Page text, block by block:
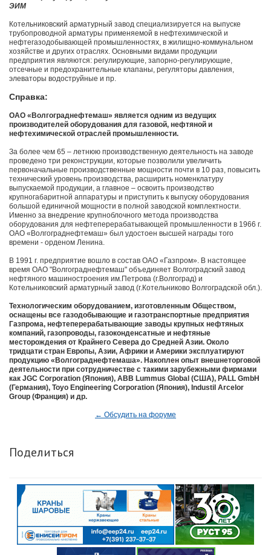
ЭИМ
Котельниковский арматурный завод специализируется на выпуске
трубопроводной арматуры применяемой в нефтехимической и
нефтегазодобывающей промышленностях, в жилищно-коммунальном
хозяйстве и других отраслях. Основными видами продукции
предприятия являются: регулирующие, запорно-регулирующие,
отсечные и предохранительные клапаны, регуляторы давления,
элеваторы водоструйные и пр.
Справка:
ОАО «Волгограднефтемаш» является одним из ведущих
производителей оборудования для газовой, нефтяной и
нефтехимической отраслей промышленности.
За более чем 65 – летнюю производственную деятельность на заводе
проведено три реконструкции, которые позволили увеличить
первоначальные производственные мощности почти в 10 раз, повысить
технический уровень производства, расширить номенклатуру
выпускаемой продукции, а главное – освоить производство
крупногабаритной аппаратуры и приступить к выпуску оборудования
большой единичной мощности в полной заводской комплектности.
Именно за внедрение крупноблочного метода производства
оборудования для нефтеперерабатывающей промышленности в 1966 г.
ОАО «Волгограднефтемаш» был удостоен высшей награды того
времени - орденом Ленина.
В 1991 г. предприятие вошло в состав ОАО «Газпром». В настоящее
время ОАО "Волгограднефтемаш" объединяет Волгоградский завод
нефтяного машиностроения им.Петрова (г.Волгоград) и
Котельниковский арматурный завод (г.Котельниково Волгоградской обл.).
Технологическим оборудованием, изготовленным Обществом,
оснащены все газодобывающие и газотранспортные предприятия
Газпрома, нефтеперерабатывающие заводы крупных нефтяных
компаний, газопроводы, газоконденсатные и нефтяные
месторождения от Крайнего Севера до Средней Азии. Около
тридцати стран Европы, Азии, Африки и Америки эксплуатируют
продукцию «Волгограднефтемаша». Накоплен опыт внешнеторговой
деятельности при сотрудничестве с такими зарубежными фирмами
как JGC Corporation (Япония), ABB Lummus Global (США), PALL GmbH
(Германия), Toyo Engineering Corporation (Япония), Industil Arcelor
Group (Франция) и др.
← Обсудить на форуме
Поделиться